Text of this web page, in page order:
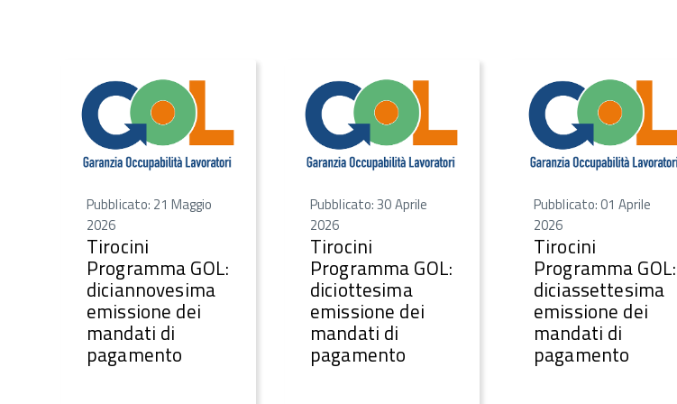
Pubblicato: 21 Maggio
2026
Tirocini
Programma GOL:
diciannovesima
emissione dei
mandati di
pagamento
Pubblicato: 30 Aprile
2026
Tirocini
Programma GOL:
diciottesima
emissione dei
mandati di
pagamento
Pubblicato: 01 Aprile
2026
Tirocini
Programma GOL:
diciassettesima
emissione dei
mandati di
pagamento